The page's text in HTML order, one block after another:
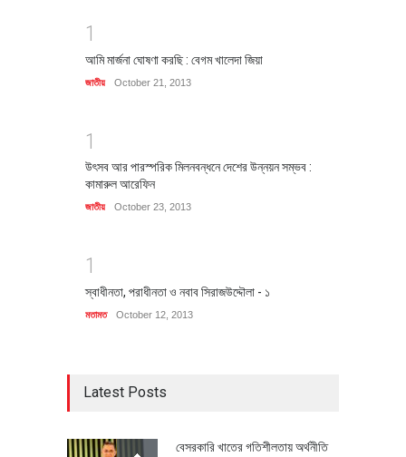
1
আমি মার্জনা ঘোষণা করছি : বেগম খালেদা জিয়া
জাতীয় October 21, 2013
1
উৎসব আর পারস্পরিক মিলনবন্ধনে দেশের উন্নয়ন সম্ভব :
কামারুল আরেফিন
জাতীয় October 23, 2013
1
স্বাধীনতা, পরাধীনতা ও নবাব সিরাজউদ্দৌলা - ১
মতামত October 12, 2013
Latest Posts
বেসরকারি খাতের গতিশীলতায় অর্থনীতি